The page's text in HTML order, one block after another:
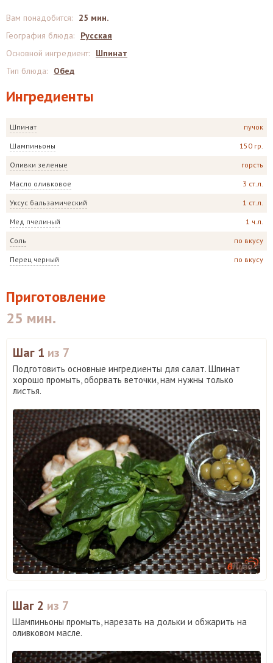
Ингредиенты
Шпинат пучок
Шампиньоны 150 гр.
Оливки зеленые горсть
Масло оливковое 3 ст.л.
Уксус бальзамический 1 ст.л.
Мед пчелиный 1 ч.л.
Соль по вкусу
Перец черный по вкусу
Вам понадобится:
25 мин.
География блюда:
Русская
Основной ингредиент:
Шпинат
Тип блюда: Обед
Приготовление
25 мин.
Шаг 1 из 7
Подготовить основные ингредиенты для салат. Шпинат
хорошо промыть, оборвать веточки, нам нужны только
листья.
Шаг 2 из 7
Шампиньоны промыть, нарезать на дольки и обжарить на
оливковом масле.